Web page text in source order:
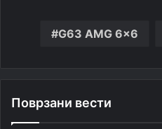
G63 AMG 6x6
Поврзани вести